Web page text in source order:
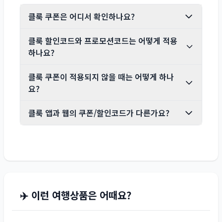
클룩 쿠폰은 어디서 확인하나요?
클룩 할인코드와 프로모션코드는 어떻게 적용
하나요?
클룩 쿠폰이 적용되지 않을 때는 어떻게 하나
요?
클룩 앱과 웹의 쿠폰/할인코드가 다른가요?
✈️ 이런 여행상품은 어때요?